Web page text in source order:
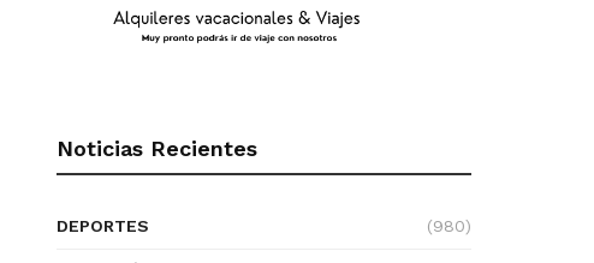
Noticias Recientes
DEPORTES (980)